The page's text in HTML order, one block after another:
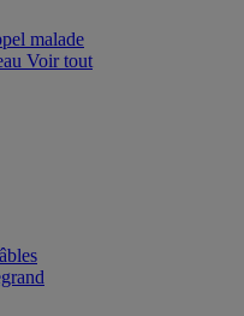
malade
Voir tout